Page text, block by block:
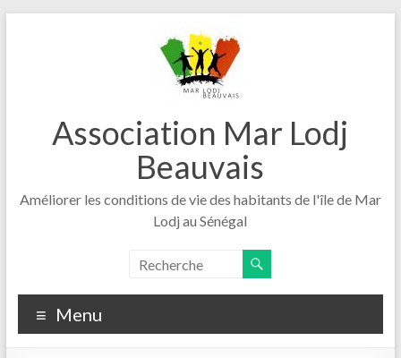
Association Mar Lodj
Beauvais
Améliorer les conditions de vie des habitants de l'île de Mar
Lodj au Sénégal
Menu